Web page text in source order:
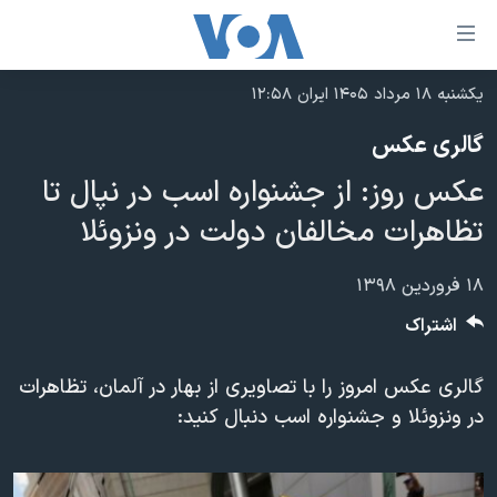
لینکهای
قابل
دسترسی
جهش
محتوای
اصلی
به
صفحه
جهش
جستجو
نسخه سبک وب‌سایت
موضوع ها
ایران
آمریکا
جهان
گزیده‌ها
ویدیوها
برنامه های تلویزیونی
جدول برنامه ها
صفحه‌های ویژه
عملیات خشم حماسی
بایگانی برنامه‌های تلویزیونی
پخش رادیویی
یکشنبه ۱۸ مرداد ۱۴۰۵ ایران ۱۲:۵۸
گالری عکس
عکس روز: از جشنواره اسب در نپال تا
تظاهرات مخالفان دولت در ونزوئلا
۱۸ فروردین ۱۳۹۸
گالری عکس امروز را با تصاویری از بهار در آلمان، تظاهرات
در ونزوئلا و جشنواره اسب دنبال کنید:
اشتراک